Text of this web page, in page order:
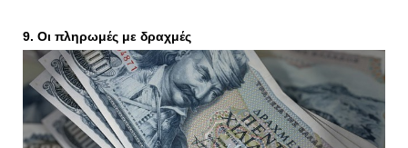
9. Οι πληρωμές με δραχμές